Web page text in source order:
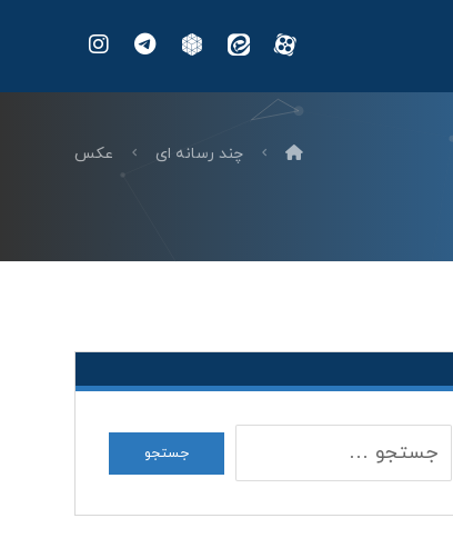
چند رسانه ای عکس